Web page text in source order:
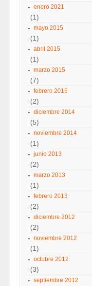
enero 2021
(1)
mayo 2015
(1)
abril 2015
(1)
marzo 2015
(7)
febrero 2015
(2)
diciembre 2014
(5)
noviembre 2014
(1)
junio 2013
(2)
marzo 2013
(1)
febrero 2013
(2)
diciembre 2012
(2)
noviembre 2012
(1)
octubre 2012
(3)
septiembre 2012